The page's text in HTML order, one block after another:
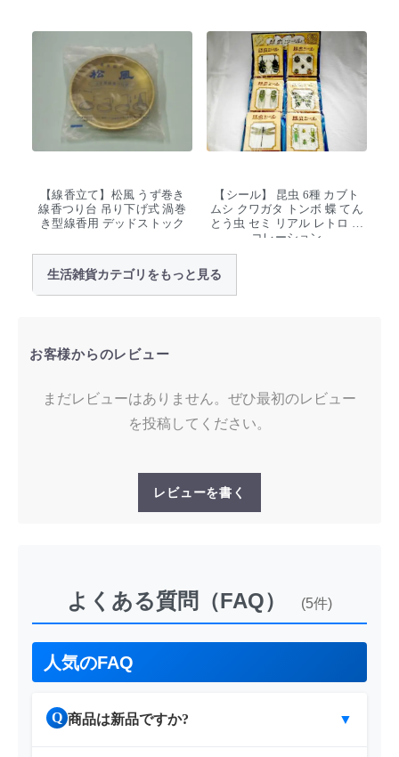
【線香立て】松風 うず巻き
線香つり台 吊り下げ式 渦巻
き型線香用 デッドストック
【シール】 昆虫 6種 カブト
ムシ クワガタ トンボ 蝶 てん
とう虫 セミ リアル レトロ デ
コレーション
生活雑貨カテゴリをもっと見る
お客様からのレビュー
まだレビューはありません。ぜひ最初のレビュー
を投稿してください。
レビューを書く
よくある質問（FAQ） (5件)
人気のFAQ
Q 商品は新品ですか? ▼